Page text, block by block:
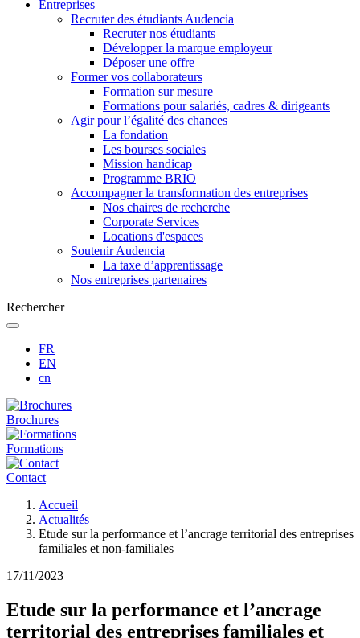
Entreprises
Recruter des étudiants Audencia
Recruter nos étudiants
Développer la marque employeur
Déposer une offre
Former vos collaborateurs
Formation sur mesure
Formations pour salariés, cadres & dirigeants
Agir pour l’égalité des chances
La fondation
Les bourses sociales
Mission handicap
Programme BRIO
Accompagner la transformation des entreprises
Nos chaires de recherche
Corporate Services
Locations d'espaces
Soutenir Audencia
La taxe d’apprentissage
Nos entreprises partenaires
Rechercher
FR
EN
cn
Brochures
Formations
Contact
d'Ariane
Accueil
Actualités
Etude sur la performance et l’ancrage territorial des entreprises
familiales et non-familiales
17/11/2023
Etude sur la performance et l’ancrage
territorial des entreprises familiales et